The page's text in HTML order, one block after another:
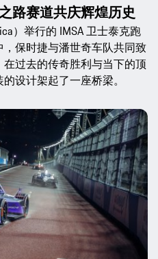
路赛道共庆辉煌历史
）举行的 IMSA 卫士泰克跑
保时捷与潘世奇车队共同致
过去的传奇胜利与当下的顶
设计架起了一座桥梁。